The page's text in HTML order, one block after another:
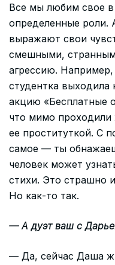
Все мы любим свое в
определенные роли.
выражают свои
смешными,
агрессию.
студентка выходила
акцию «Бесплатные
что мимо
ее проституткой. С
самое — ты
человек может
стихи. Это страшно
Но как-то так.
— А дуэт ваш с
— Да, сейчас Даша